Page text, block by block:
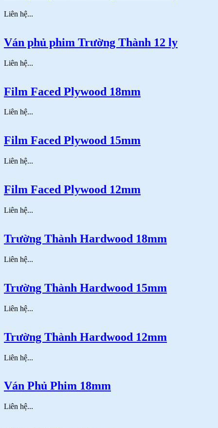
Liên hệ...
Ván phủ phim Trường Thành 12 ly
Liên hệ...
Film Faced Plywood 18mm
Liên hệ...
Film Faced Plywood 15mm
Liên hệ...
Film Faced Plywood 12mm
Liên hệ...
Trường Thành Hardwood 18mm
Liên hệ...
Trường Thành Hardwood 15mm
Liên hệ...
Trường Thành Hardwood 12mm
Liên hệ...
Ván Phủ Phim 18mm
Liên hệ...